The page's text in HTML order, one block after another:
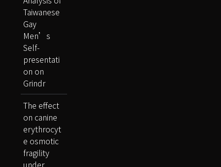
Taiwanese
Gay
Men’s
Self-
presentati
on on
Grindr
The effect
on canine
erythrocyt
e osmotic
fragility
under